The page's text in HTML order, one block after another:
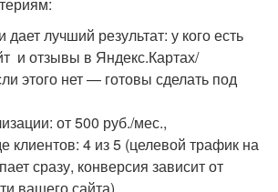
дает лучший результат: у кого есть
и отзывы в Яндекс.Картах/
этого нет — готовы сделать под
от 500 руб./мес.,
клиентов: 4 из 5 (целевой трафик на
сразу, конверсия зависит от